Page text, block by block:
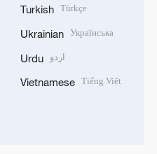
Turkish Türkçe
Ukrainian Українська
Urdu اردو
Vietnamese Tiếng Việt